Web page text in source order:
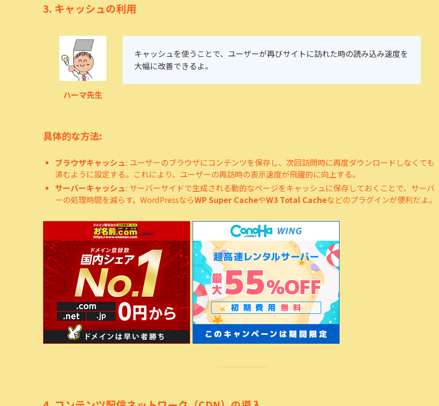
3. キャッシュの利用
ハーマ先生
キャッシュを使うことで、ユーザーが再びサイトに訪れた時の読み込み速度を
大幅に改善できるよ。
具体的な方法:
ブラウザキャッシュ: ユーザーのブラウザにコンテンツを保存し、次回訪問時に再度ダウンロードしなくても
済むように設定する。これにより、ユーザーの再訪時の表示速度が飛躍的に向上する。
サーバーキャッシュ: サーバーサイドで生成される動的なページをキャッシュに保存しておくことで、サーバ
ーの処理時間を減らす。WordPressならWP Super CacheやW3 Total Cacheなどのプラグインが便利だよ。